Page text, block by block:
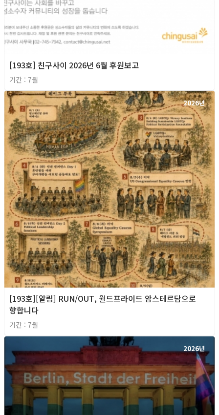
[193호] 친구사이 2026년 6월 후원보고
기간 : 7월
2026년
[193호][알림] RUN/OUT, 월드프라이드 암스테르담으로
향합니다
기간 : 7월
2026년